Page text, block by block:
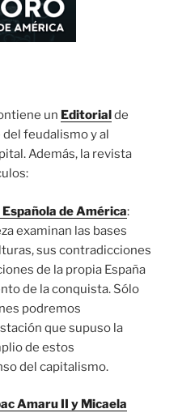
un Editorial de
feudalismo y al
Además, la revista
de América:
examinan las bases
sus contradicciones
de la propia España
de la conquista. Sólo
podremos
que supuso la
de estos
del capitalismo.
Amaru II y Micaela